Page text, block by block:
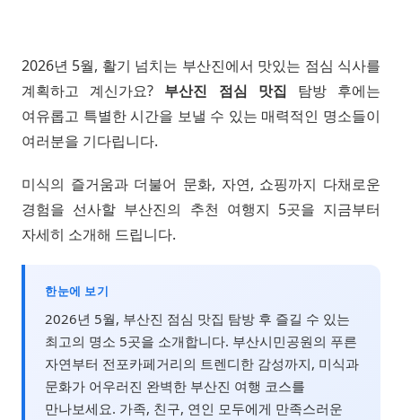
2026년 5월, 활기 넘치는 부산진에서 맛있는 점심 식사를
계획하고 계신가요? 부산진 점심 맛집 탐방 후에는
여유롭고 특별한 시간을 보낼 수 있는 매력적인 명소들이
여러분을 기다립니다.
미식의 즐거움과 더불어 문화, 자연, 쇼핑까지 다채로운
경험을 선사할 부산진의 추천 여행지 5곳을 지금부터
자세히 소개해 드립니다.
한눈에 보기
2026년 5월, 부산진 점심 맛집 탐방 후 즐길 수 있는
최고의 명소 5곳을 소개합니다. 부산시민공원의 푸른
자연부터 전포카페거리의 트렌디한 감성까지, 미식과
문화가 어우러진 완벽한 부산진 여행 코스를
만나보세요. 가족, 친구, 연인 모두에게 만족스러운